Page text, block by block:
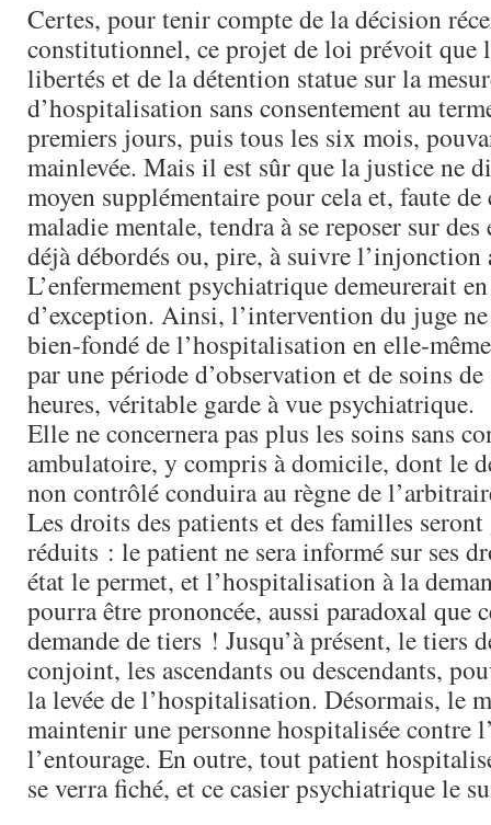
Certes, pour tenir compte de la décision
constitutionnel, ce projet de loi prévoit que
libertés et de la détention statue sur la
d’hospitalisation sans consentement au
premiers jours, puis tous les six mois,
mainlevée. Mais il est sûr que la justice ne
moyen supplémentaire pour cela et, faute de
maladie mentale, tendra à se reposer sur
déjà débordés ou, pire, à suivre
L’enfermement psychiatrique demeurerait
d’exception. Ainsi, l’intervention du juge
bien-fondé de l’hospitalisation en elle-
par une période d’observation et de soins
heures, véritable garde à vue psychiatrique.
Elle ne concernera pas plus les soins sans
ambulatoire, y compris à domicile, dont le
non contrôlé conduira au règne de
Les droits des patients et des familles seront
réduits : le patient ne sera informé sur ses
état le permet, et l’hospitalisation à la
pourra être prononcée, aussi paradoxal que
demande de tiers ! Jusqu’à présent, le tiers
conjoint, les ascendants ou descendants,
la levée de l’hospitalisation. Désormais, le
maintenir une personne hospitalisée contre
l’entourage. En outre, tout patient
se verra fiché, et ce casier psychiatrique le